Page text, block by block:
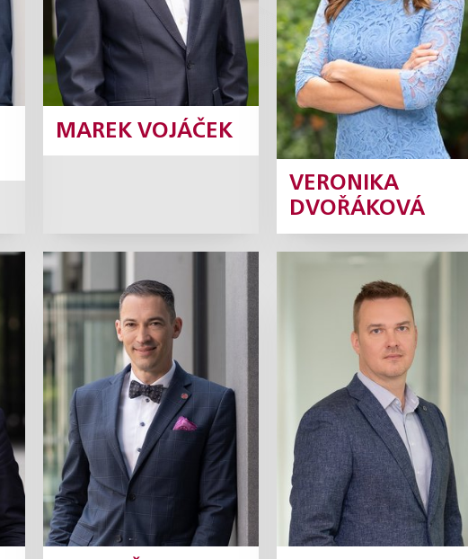
MAREK VOJÁČEK
VERONIKA
DVOŘÁKOVÁ
Profil
František
Korbel
Partner
Profil
Jan Koval
Partner
Profil